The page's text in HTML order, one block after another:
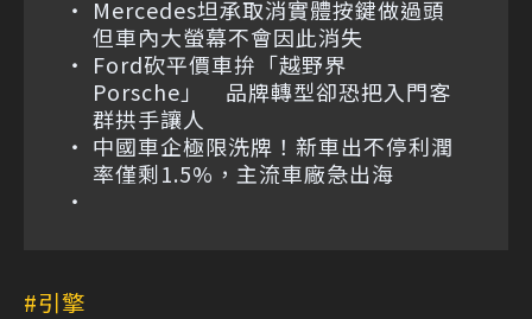
Mercedes坦承取消實體按鍵做過頭
但車內大螢幕不會因此消失
Ford砍平價車拚「越野界
Porsche」 品牌轉型卻恐把入門客
群拱手讓人
中國車企極限洗牌！新車出不停利潤
率僅剩1.5%，主流車廠急出海
引擎